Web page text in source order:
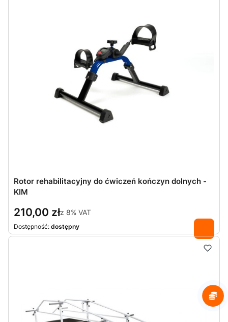
Rotor rehabilitacyjny do ćwiczeń kończyn dolnych -
KIM
210,00 złz 8% VAT
Dostępność: dostępny